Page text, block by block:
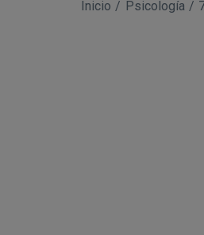
Inicio Psicología